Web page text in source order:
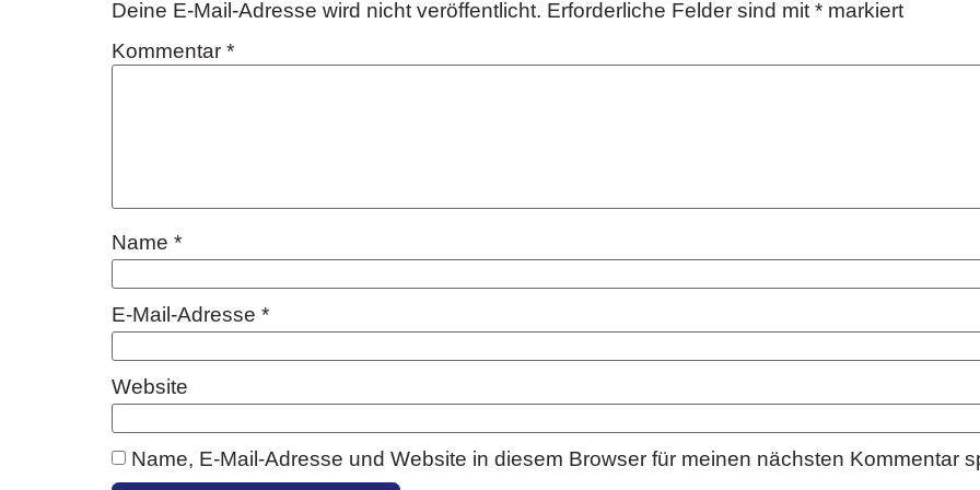
Deine E-Mail-Adresse wird nicht veröffentlicht. Erforderliche Felder sind mit * markiert
Kommentar *
Name *
E-Mail-Adresse *
Website
Name, E-Mail-Adresse und Website in diesem Browser für meinen nächsten Kommentar